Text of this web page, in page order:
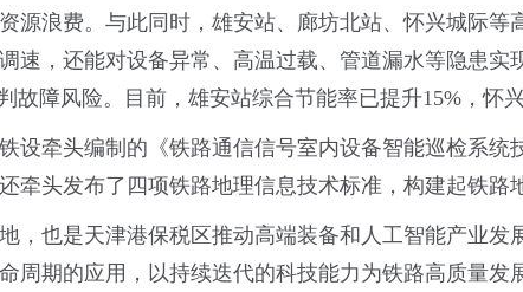
源浪费。与此同时，雄安站、廊坊北站、怀兴城际等
速，还能对设备异常、高温过载、管道漏水等隐患实
障风险。目前，雄安站综合节能率已提升15%，怀
设牵头编制的《铁路通信信号室内设备智能巡检系统
头发布了四项铁路地理信息技术标准，构建起铁路
，也是天津港保税区推动高端装备和人工智能产业发
期的应用，以持续迭代的科技能力为铁路高质量发